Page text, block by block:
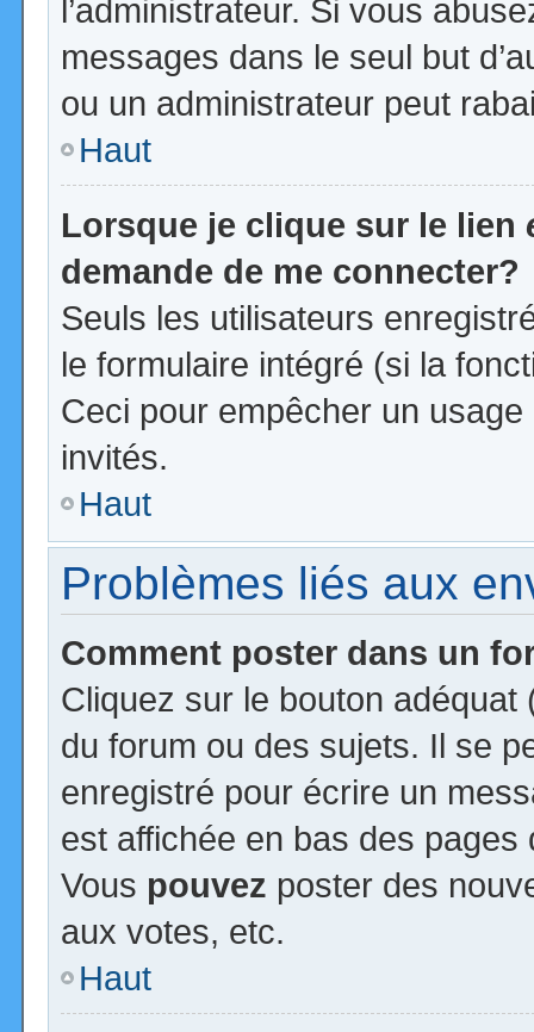
l’administrateur. Si vous
messages dans le seul but
ou un administrateur peut
Haut
Lorsque je clique sur le lien
demande de me connecter?
Seuls les utilisateurs
le formulaire intégré (si la
Ceci pour empêcher un
invités.
Haut
Problèmes liés aux
Comment poster dans un
Cliquez sur le bouton
du forum ou des sujets. Il se
enregistré pour écrire un
est affichée en bas des
Vous pouvez poster des
aux votes, etc.
Haut